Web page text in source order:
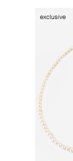
exclusive
exclusive
exclusive